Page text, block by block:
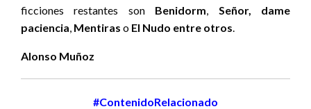
ficciones restantes son Benidorm
Señor, dame
paciencia Mentiras o El Nudo entre otros
Alonso Muñoz
#ContenidoRelacionado